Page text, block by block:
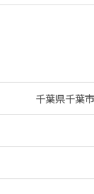
千葉県千葉